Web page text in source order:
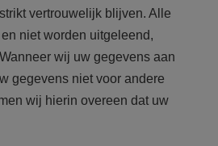
vertrouwelijk blijven. Alle
niet worden uitgeleend,
wij uw gegevens aan
gegevens niet voor andere
wij hierin overeen dat uw